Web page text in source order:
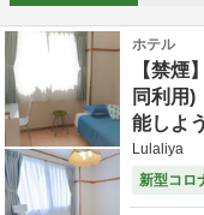
ホテル
【禁煙
同利用)
能しよう
Lulaliya
新型コロ